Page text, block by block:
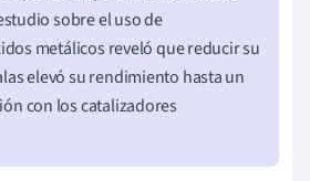
sobre el uso de
metálicos reveló que reducir su
elevó su rendimiento hasta un
con los catalizadores